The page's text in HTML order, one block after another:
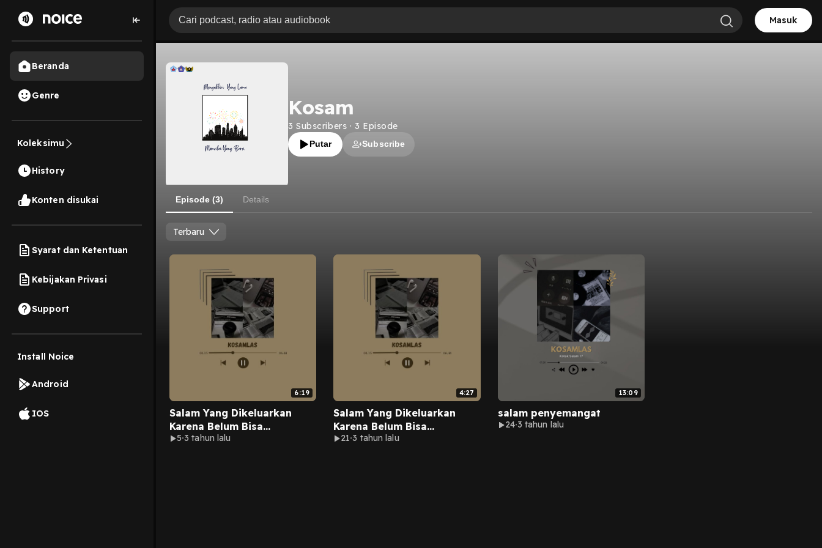
Beranda
Genre
Koleksimu
History
Konten disukai
Syarat dan Ketentuan
Kebijakan Privasi
Support
Install Noice
Android
IOS
Masuk
Kosam
3 Subscribers · 3 Episode
Putar Subscribe
Episode (3) Details
Terbaru
6:19
Salam Yang Dikeluarkan
Karena Belum Bisa
Mengatakan
5 3 tahun lalu
4:27
Salam Yang Dikeluarkan
Karena Belum Bisa
Mengatakann
21 3 tahun lalu
13:09
salam penyemangat
24 3 tahun lalu